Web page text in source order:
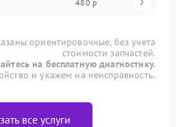
480 р
ориентировочные, без учета
стоимости запчастей.
на бесплатную диагностику.
и укажем на неисправность.
все услуги